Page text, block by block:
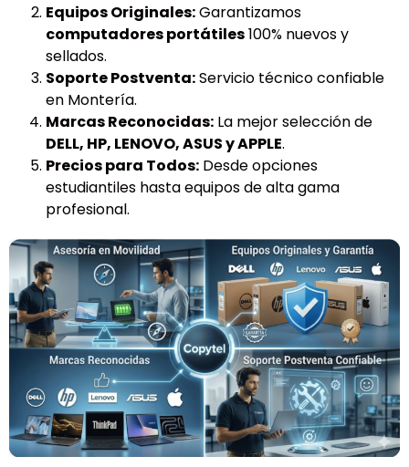
Equipos Originales:Garantizamos
computadores portátiles100% nuevos y
sellados.
Soporte Postventa:Servicio técnico confiable
en Montería.
Marcas Reconocidas: La mejor selección de
DELL, HP, LENOVO, ASUS y APPLE.
Precios para Todos: Desde opciones
estudiantiles hasta equipos de alta gama
profesional.